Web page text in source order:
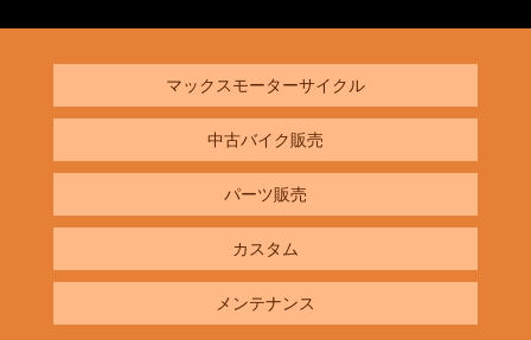
マックスモーターサイクル
中古バイク販売
パーツ販売
カスタム
メンテナンス